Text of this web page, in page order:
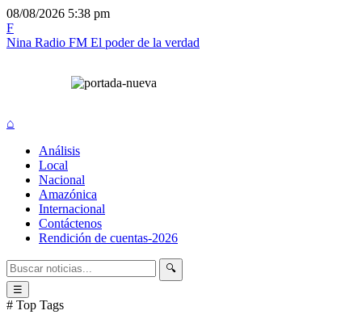
08/08/2026 5:38 pm
F
Nina Radio FM El poder de la verdad
⌂
Análisis
Local
Nacional
Amazónica
Internacional
Contáctenos
Rendición de cuentas-2026
🔍
☰
# Top Tags